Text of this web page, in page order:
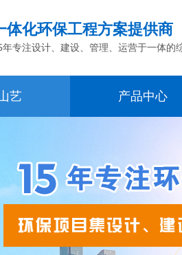
体化环保工程方案提供商
年专注设计、建设、管理、运营于一体的
艺 产品中心